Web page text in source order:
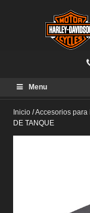
Menu
Inicio /Accesorios para
DE TANQUE